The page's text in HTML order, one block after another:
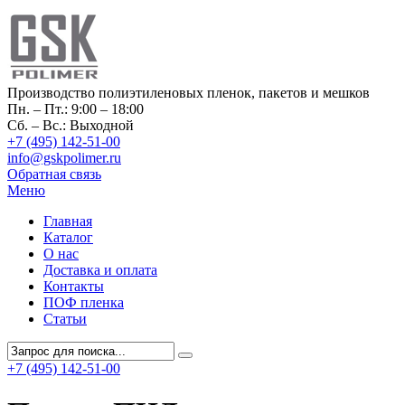
Производство полиэтиленовых пленок, пакетов и мешков
Пн. – Пт.: 9:00 – 18:00
Сб. – Вс.: Выходной
+7 (495) 142-51-00
info@gskpolimer.ru
Обратная связь
Меню
Главная
Каталог
О нас
Доставка и оплата
Контакты
ПОФ пленка
Статьи
+7 (495) 142-51-00